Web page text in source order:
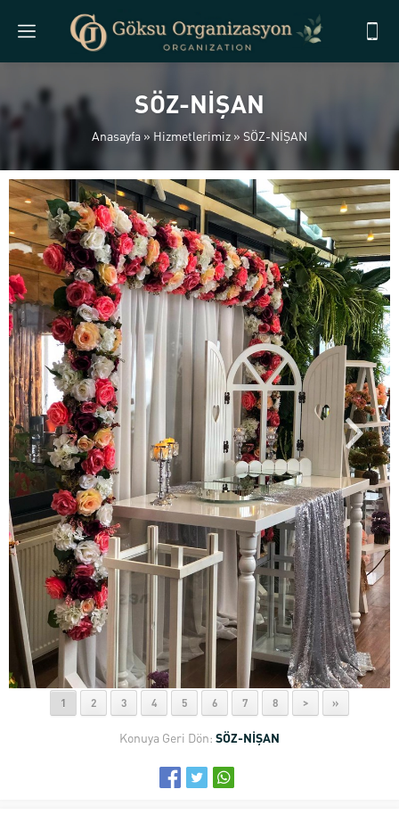
SÖZ-NİŞAN
Anasayfa »Hizmetlerimiz » SÖZ-NİŞAN
1 2 3 4 5 6 7 8 > »
Konuya Geri Dön: SÖZ-NİŞAN